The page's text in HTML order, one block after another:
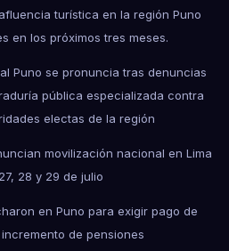
turística en la región Puno
en los próximos tres meses.
Puno se pronuncia tras denuncias
pública especializada contra
electas de la región
movilización nacional en Lima
28 y 29 de julio
en Puno para exigir pago de
de pensiones